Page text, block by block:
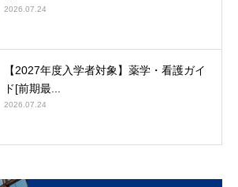
2026.07.24
【2027年度入学者対象】薬学・看護ガイ
ド[前期最...
2026.07.24